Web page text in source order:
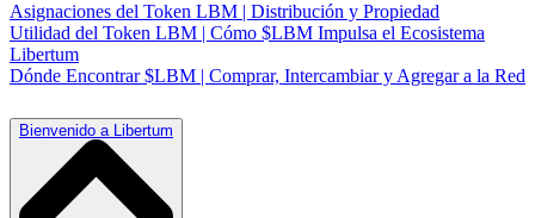
Asignaciones del Token LBM | Distribución y Propiedad
Utilidad del Token LBM | Cómo $LBM Impulsa el Ecosistema
Libertum
Dónde Encontrar $LBM | Comprar, Intercambiar y Agregar a la Red
Bienvenido a Libertum